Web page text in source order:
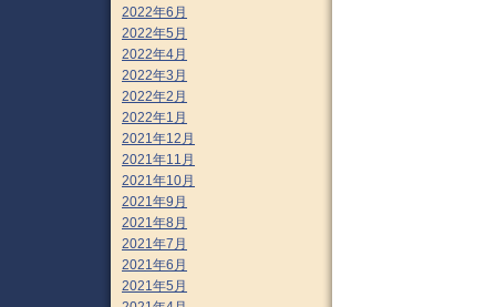
2022年6月
2022年5月
2022年4月
2022年3月
2022年2月
2022年1月
2021年12月
2021年11月
2021年10月
2021年9月
2021年8月
2021年7月
2021年6月
2021年5月